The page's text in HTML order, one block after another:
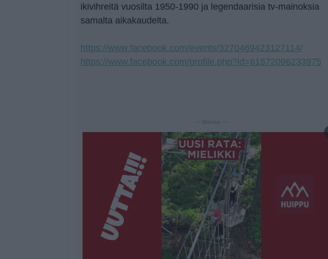
ikivihreitä vuosilta 1950-1990 ja legendaarisia tv-mainoksia
samalta aikakaudelta.
https://www.facebook.com/events/3270469423127114/
https://www.facebook.com/profile.php?id=61572096233975
— Mainos —